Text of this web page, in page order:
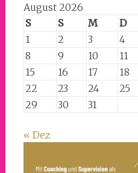
August 2026
S
S M D
1
2 3 4
8
9 10 11
15
16 17 18
22
23 24 25
29
30 31
« Dez